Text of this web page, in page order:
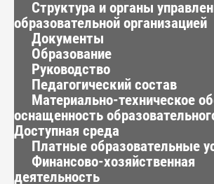
Структура и органы
образовательной организацией
Документы
Образование
Руководство
Педагогический состав
Материально-техническое
оснащенность
Доступная среда
Платные образовательные
Финансово-хозяйственная
деятельность